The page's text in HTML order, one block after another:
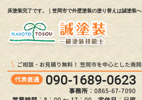
床塗装完了です。｜笠岡市で外壁塗装の塗り替えは誠塗装へ